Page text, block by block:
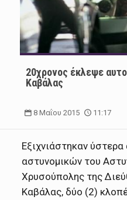
20χρονος έκλεψε
Καβάλας
8 Μαΐου 2015 11:17
Εξιχνιάστηκαν
αστυνομικών του
Χρυσούπολης της
Καβάλας, δύο (2)